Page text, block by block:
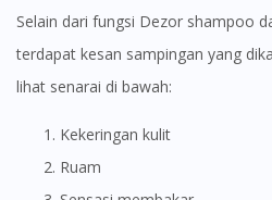
Selain dari fungsi Dezor shampoo dan kegunaannya, mungkin
terdapat kesan sampingan yang
lihat senarai di bawah:
Kekeringan kulit
Ruam